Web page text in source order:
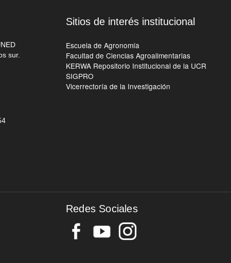
sur.
4
Sitios de interés institucional
Escuela de Agronomía
Facultad de Ciencias Agroalimentarias
KERWA Repositorio Institucional de la UCR
SIGPRO
Vicerrectoría de la Investigación
Redes Sociales